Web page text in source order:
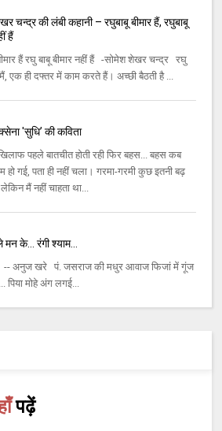
चन्द्र की लंबी कहानी – रघुबाबू बीमार हैं, रघुबाबू
हैं
हैं रघु बाबू बीमार नहीं हैं -सोमेश शेखर चन्द्र रघु
एक ही दफ्तर में काम करते हैं। अच्छी बैठती है ...
'सुधि’ की कविता
पहले बातचीत होती रही फिर बहस... बहस कब
हो गई, पता ही नहीं चला। गरमा-गरमी कुछ इतनी बढ़
मैं नहीं चाहता था...
के… रंगी श्याम…
-- अनुज खरे पं. जसराज की मधुर आवाज फिजां में गूंज
पिया मोहे अंग लगई...
पढ़ें